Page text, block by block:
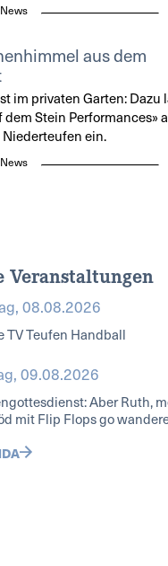
aus dem
im privaten Garten: Dazu
dem Stein Performances»
ein.
Veranstaltungen
08.08.2026
TV Teufen Handball
09.08.2026
Aber Ruth,
mit Flip Flops go